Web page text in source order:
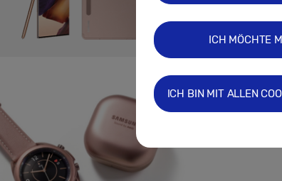
21.08.2020
Starke
ICH MÖCHTE
ICH BIN MIT ALLEN